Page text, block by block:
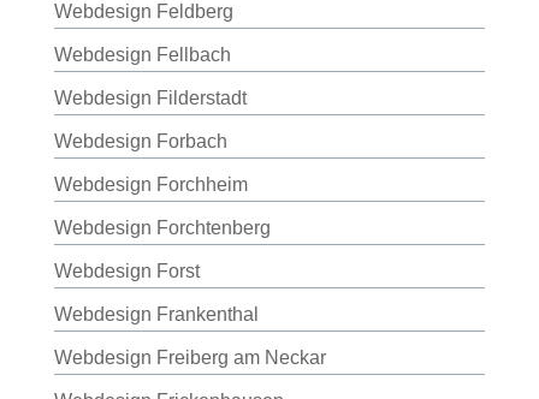
Webdesign Feldberg
Webdesign Fellbach
Webdesign Filderstadt
Webdesign Forbach
Webdesign Forchheim
Webdesign Forchtenberg
Webdesign Forst
Webdesign Frankenthal
Webdesign Freiberg am Neckar